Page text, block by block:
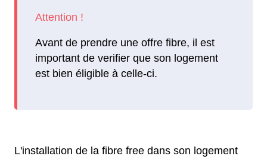
Avant de prendre une offre fibre, il est
important de verifier que son logement
est bien éligible à celle-ci.
L'installation de la fibre free dans son logement